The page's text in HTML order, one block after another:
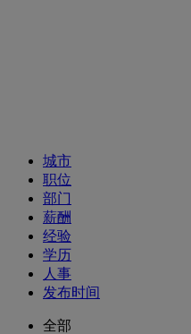
城市
职位
部门
薪酬
经验
学历
人事
发布时间
全部